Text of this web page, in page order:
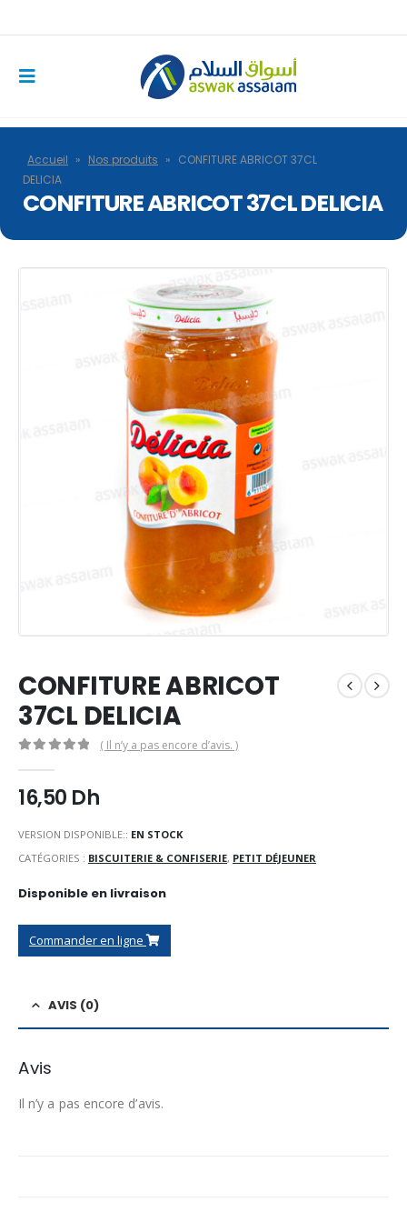
Accueil » Nos produits » CONFITURE ABRICOT 37CL
DELICIA
CONFITURE ABRICOT 37CL DELICIA
CONFITURE ABRICOT
37CL DELICIA
( Il n’y a pas encore d’avis. )
16,50 Dh
VERSION DISPONIBLE:: EN STOCK
CATÉGORIES : BISCUITERIE & CONFISERIE, PETIT DÉJEUNER
Disponible en livraison
Commander en ligne
AVIS (0)
Avis
Il n’y a pas encore d’avis.